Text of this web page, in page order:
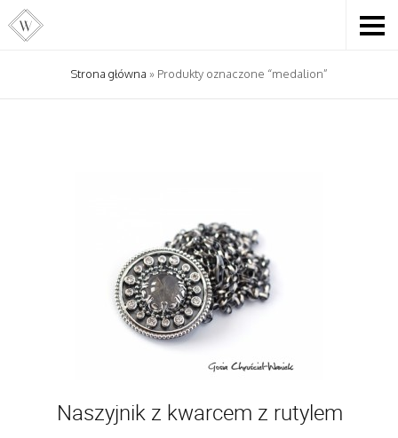
Strona główna » Produkty oznaczone “medalion”
Naszyjnik z kwarcem z rutylem